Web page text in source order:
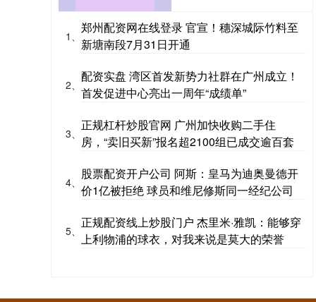
1、
郑州配资网在线登录 官宣！穗深城际竹料至
新塘南段7月31日开通
2、
配资实盘 湾区首发新势力社群在广州成立！
首发促进中心亮出一周年“成绩单”
3、
正规杠杆炒股官网 广州加快收购二手住
房，“卖旧买新”报名超2100组已成交逾百套
4、
股票配资开户公司 阿斯：皇马为迪奥曼德开
价1亿被拒绝 球员和维尼修斯同一经纪公司
5、
正规配资线上炒股门户 杰里米·雅凯：能够穿
上利物浦的球衣，对我来说是莫大的荣誉